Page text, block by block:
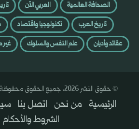
الصحافة العالمية
العربي الآن
تاريخ العرب
تكنولوجيا واقتصاد
عقائد وأديان
علم النفس والسلوك
© حقوق النشر 2026، جميع الحقوق محفوظة |
الرئيسية من نحن اتصل بنا
الشروط والأحكام